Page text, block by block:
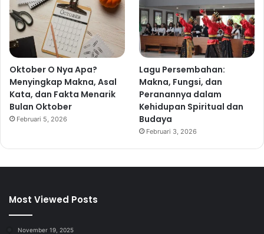
Oktober O Nya Apa?
Menyingkap Makna, Asal
Kata, dan Fakta Menarik
Bulan Oktober
Februari 5, 2026
Lagu Persembahan:
Makna, Fungsi, dan
Peranannya dalam
Kehidupan Spiritual dan
Budaya
Februari 3, 2026
Most Viewed Posts
November 19, 2025